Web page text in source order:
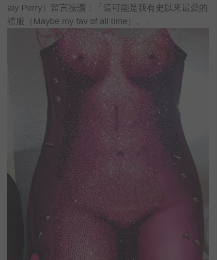
aty Perry）留言按讚：「這可能是我有史以來最愛的
禮服（Maybe my fav of all time）。」